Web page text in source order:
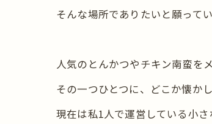
そんな場所でありたいと願ってい
人気のとんかつやチキン南蛮を
その一つひとつに、どこか懐か
現在は私1人で運営している小